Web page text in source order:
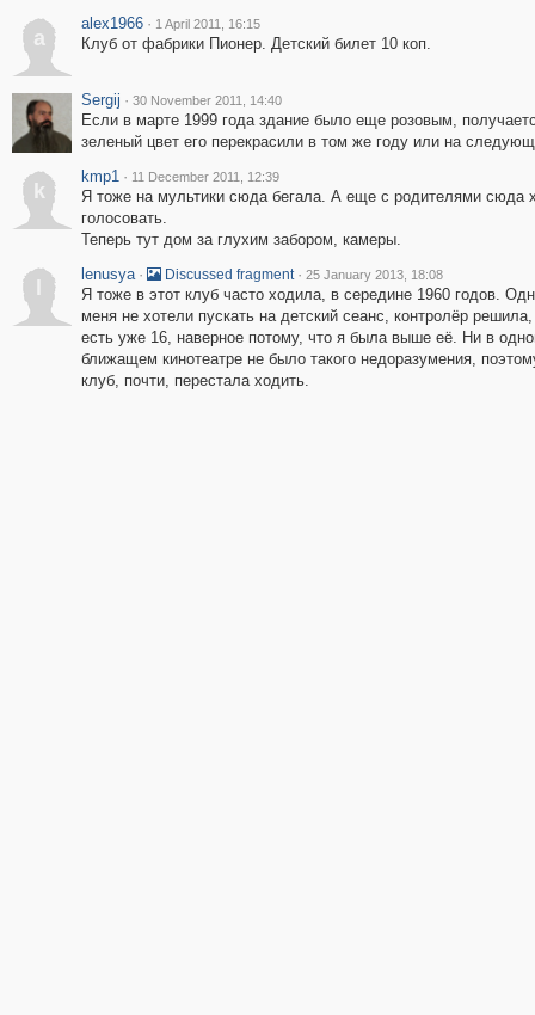
a
alex1966 · 1 April 2011, 16:15
Клуб от фабрики Пионер. Детский билет 10 коп.
Sergij · 30 November 2011, 14:40
Если в марте 1999 года здание было еще розовым,
зеленый цвет его перекрасили в том же году или на
k
kmp1 · 11 December 2011, 12:39
Я тоже на мультики сюда бегала. А еще с родителями сюда
голосовать.
Теперь тут дом за глухим забором, камеры.
lenusya · Discussed fragment · 25 January 2013, 18:08
Я тоже в этот клуб часто ходила, в середине 1960 годов.
меня не хотели пускать на детский сеанс, контролёр
есть уже 16, наверное потому, что я была выше её. Ни в
ближащем кинотеатре не было такого недоразумения,
клуб, почти, перестала ходить.